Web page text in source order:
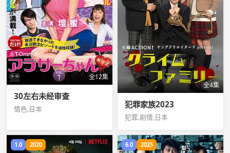
全12集
30左右未经审查
情色,日本
全4集
犯罪家族2023
犯罪,剧情,日本
1.0 2020 6.0 2025